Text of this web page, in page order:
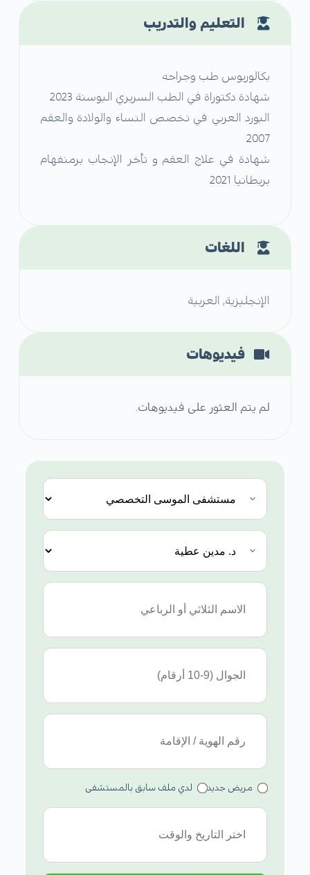
التعليم والتدريب
بكالوريوس طب وجراحه
شهادة دكتوراة في الطب السريري البوسنة 2023
البورد العربي في تخصص النساء والولادة والعقم
2007
شهادة في علاج العقم و تأخر الإنجاب برمنفهام
بريطانيا 2021
اللغات
الإنجليزية, العربية
فيديوهات
لم يتم العثور على فيديوهات.
مريض جديد لدي ملف سابق بالمستشفى